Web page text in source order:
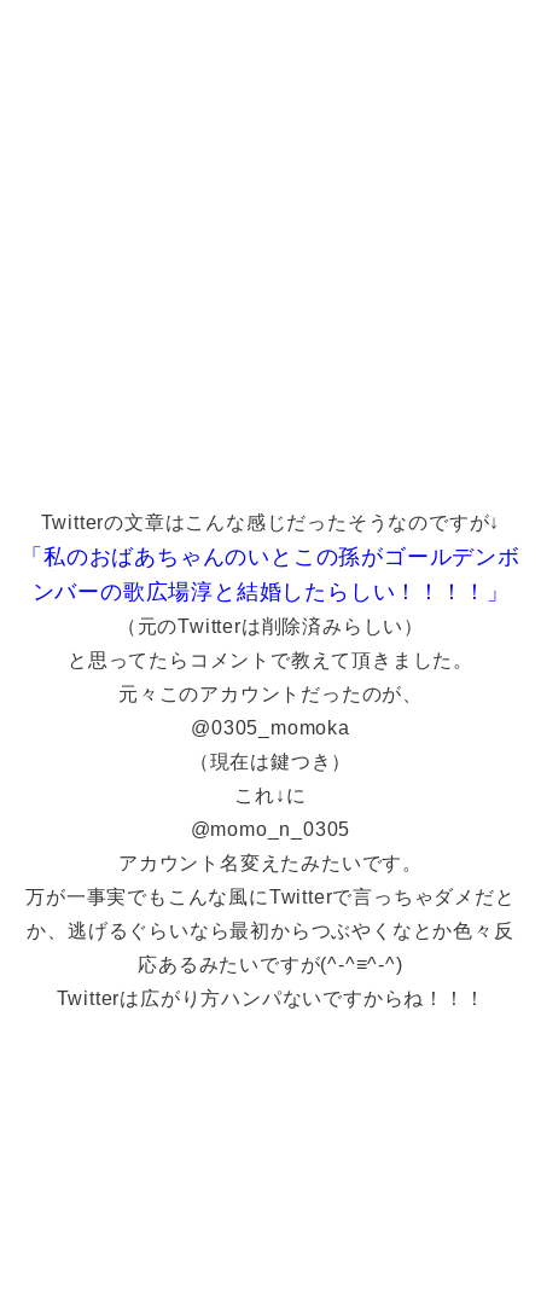
Twitterの文章はこんな感じだったそうなのですが↓
「私のおばあちゃんのいとこの孫がゴールデンボ
ンバーの歌広場淳と結婚したらしい！！！！」
（元のTwitterは削除済みらしい）
と思ってたらコメントで教えて頂きました。
元々このアカウントだったのが、
@0305_momoka
（現在は鍵つき）
これ↓に
@momo_n_0305
アカウント名変えたみたいです。
万が一事実でもこんな風にTwitterで言っちゃダメだと
か、逃げるぐらいなら最初からつぶやくなとか色々反
応あるみたいですが(^-^≡^-^)
Twitterは広がり方ハンパないですからね！！！